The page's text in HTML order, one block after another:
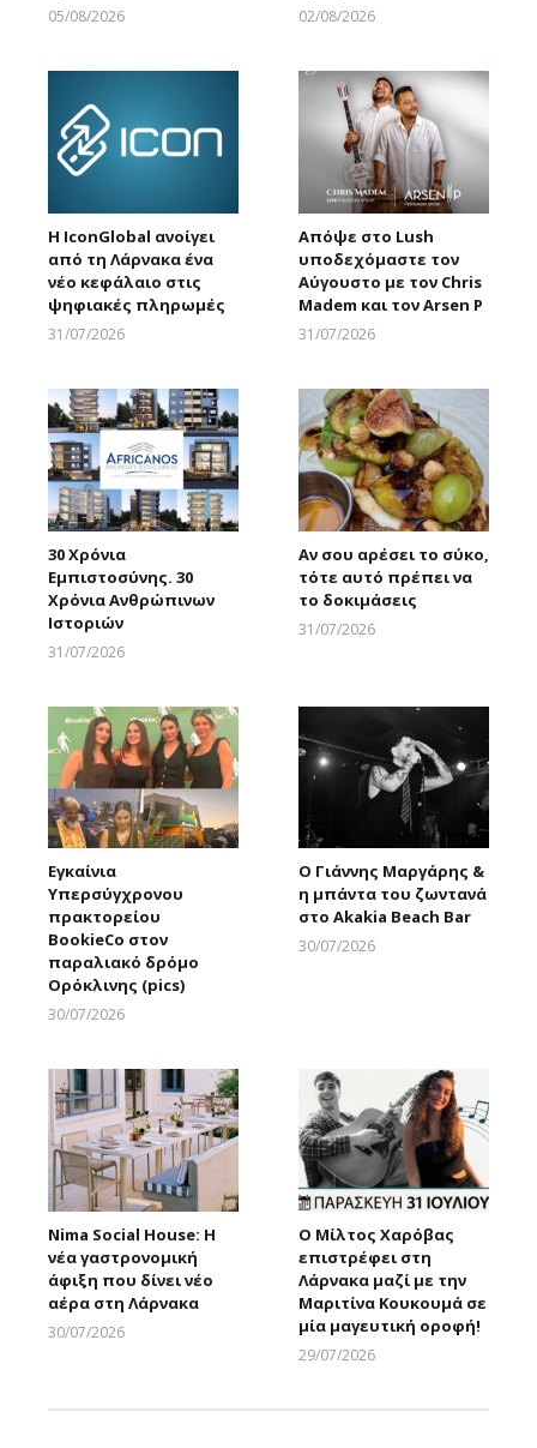
05/08/2026
02/08/2026
Η IconGlobal ανοίγει
από τη Λάρνακα ένα
νέο κεφάλαιο στις
ψηφιακές πληρωμές
31/07/2026
Απόψε στο Lush
υποδεχόμαστε τον
Αύγουστο με τον Chris
Madem και τον Arsen P
31/07/2026
30 Χρόνια
Εμπιστοσύνης. 30
Χρόνια Ανθρώπινων
Ιστοριών
31/07/2026
Αν σου αρέσει το σύκο,
τότε αυτό πρέπει να
το δοκιμάσεις
31/07/2026
Εγκαίνια
Υπερσύγχρονου
πρακτορείου
BookieCo στον
παραλιακό δρόμο
Ορόκλινης (pics)
30/07/2026
Ο Γιάννης Μαργάρης &
η μπάντα του ζωντανά
στο Akakia Beach Bar
30/07/2026
Nima Social House: Η
νέα γαστρονομική
άφιξη που δίνει νέο
αέρα στη Λάρνακα
30/07/2026
Ο Μίλτος Χαρόβας
επιστρέφει στη
Λάρνακα μαζί με την
Μαριτίνα Κουκουμά σε
μία μαγευτική οροφή!
29/07/2026